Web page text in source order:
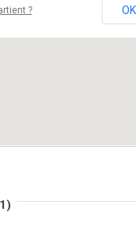
? OK